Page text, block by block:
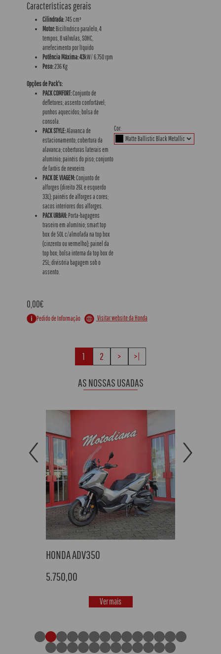
Características gerais
Cilindrada:745 cm³
Motor: Bicilíndrico paralelo, 4
tempos, 8 válvulas, SOHC,
arrefecimento por líquido
Potência Máxima: 43kW/ 6.750 rpm
Peso:236 Kg
Opções de Pack's:
PACK COMFORT:Conjunto de
defletores; assento confortável;
punhos aquecidos; bolsa de
consola.
PACK STYLE:Alavanca de
estacionamento; cobertura da
alavanca; coberturas laterais em
alumínio; painéis do piso; conjunto
de faróis de nevoeiro.
PACK DE VIAGEM:Conjunto de
alforges (direito 26L e esquerdo
33L); painéis de alforges a cores;
sacos interiores dos alforges.
PACK URBAN: Porta-bagagens
traseiro em alumínio; smart top
box de 50L c/almofada na top box
(cinzento ou vermelho); painel da
top box; bolsa interna da top box de
25L; divisória bagagem sob o
assento.
Cor:
0,00€
Pedido de Informação Visitar website da Honda
1 2 > >|
AS NOSSAS USADAS
HONDA ADV350
5.750,00
Ver mais
Previous Next